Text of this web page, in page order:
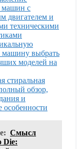
машин с
двигателем и
техническими
машину выбрать
моделей на
стиральная
обзор,
и
особенности
Смысл
Die: